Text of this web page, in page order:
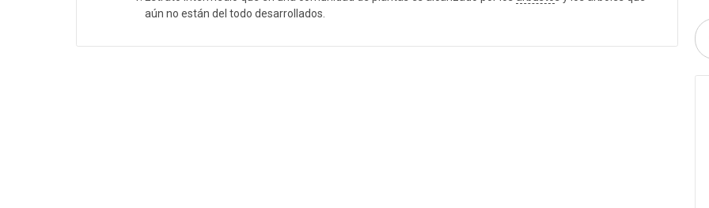
aún no están del todo desarrollados.